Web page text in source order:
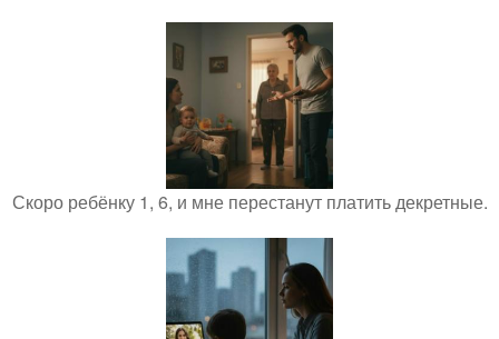
Скоро ребёнку 1, 6, и мне перестанут платить декретные.